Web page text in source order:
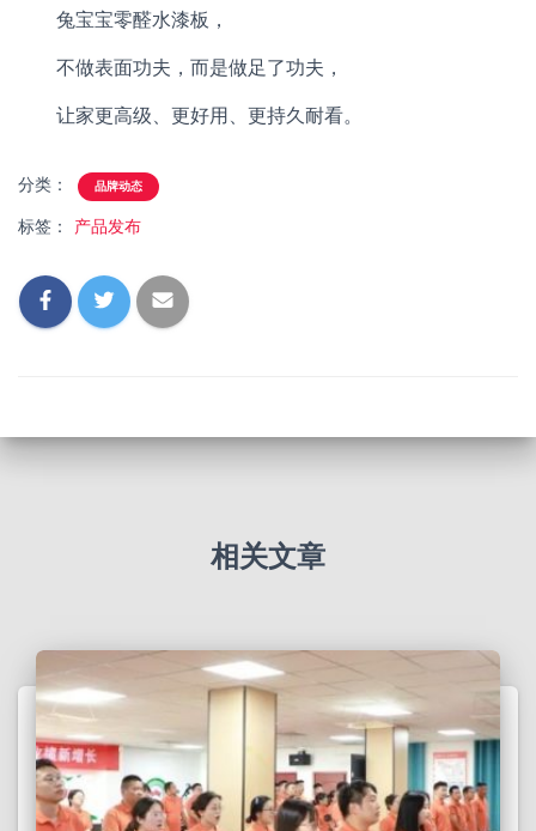
兔宝宝零醛水漆板，
不做表面功夫，而是做足了功夫，
让家更高级、更好用、更持久耐看。
分类： 品牌动态
标签： 产品发布
相关文章